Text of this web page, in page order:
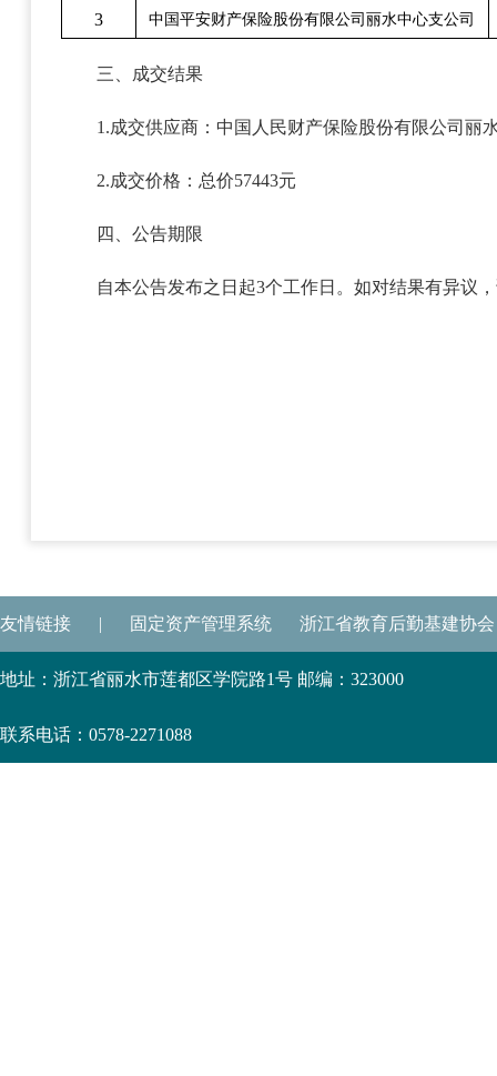
3 中国平安财产保险股份有限公司丽水中心支公司
三、成交结果
1.成交供应商：中国人民财产保险股份有限公司丽
2.成交价格：总价57443元
四、公告期限
自本公告发布之日起3个工作日。如对结果有异议
友情链接 | 固定资产管理系统 浙江省教育后勤基建协会
地址：浙江省丽水市莲都区学院路1号 邮编：323000
联系电话：0578-2271088